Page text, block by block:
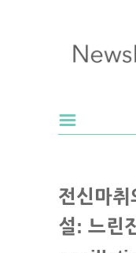
전신마
설: 느린